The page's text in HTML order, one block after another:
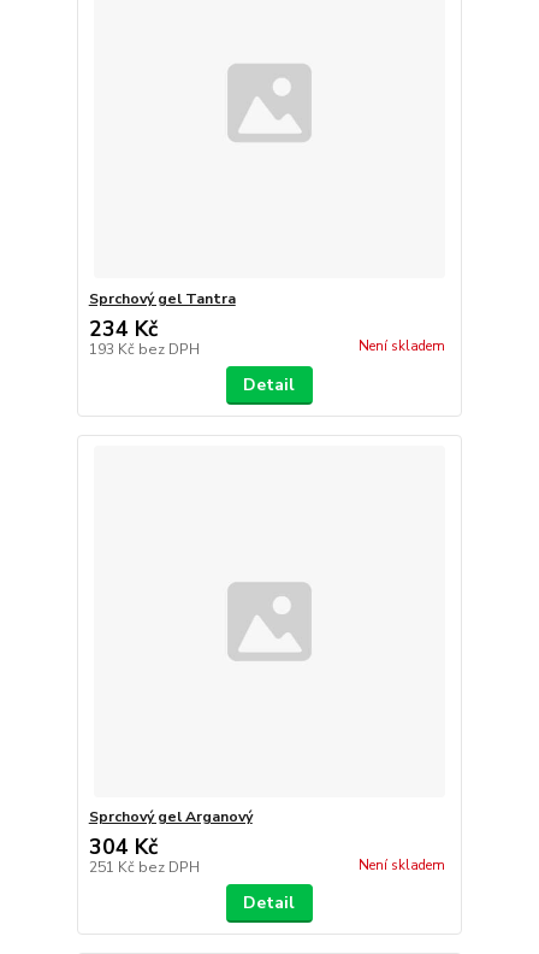
Sprchový gel Tantra
234 Kč
193 Kč bez DPH Není skladem
Detail
Sprchový gel Arganový
304 Kč
251 Kč bez DPH Není skladem
Detail